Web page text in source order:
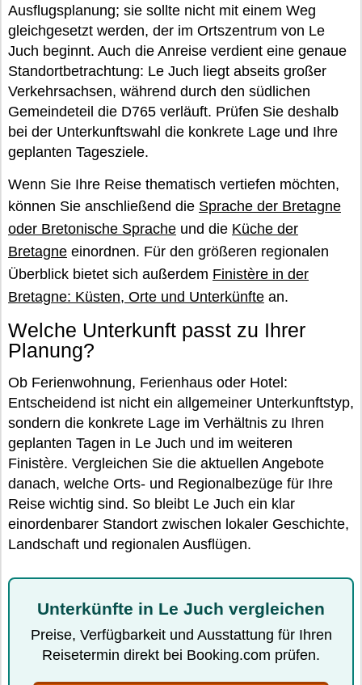
Ausflugsplanung; sie sollte nicht mit einem Weg
gleichgesetzt werden, der im Ortszentrum von Le
Juch beginnt. Auch die Anreise verdient eine genaue
Standortbetrachtung: Le Juch liegt abseits großer
Verkehrsachsen, während durch den südlichen
Gemeindeteil die D765 verläuft. Prüfen Sie deshalb
bei der Unterkunftswahl die konkrete Lage und Ihre
geplanten Tagesziele.
Wenn Sie Ihre Reise thematisch vertiefen möchten,
können Sie anschließend die Sprache der Bretagne
oder Bretonische Sprache und die Küche der
Bretagne einordnen. Für den größeren regionalen
Überblick bietet sich außerdem Finistère in der
Bretagne: Küsten, Orte und Unterkünfte an.
Welche Unterkunft passt zu Ihrer
Planung?
Ob Ferienwohnung, Ferienhaus oder Hotel:
Entscheidend ist nicht ein allgemeiner Unterkunftstyp,
sondern die konkrete Lage im Verhältnis zu Ihren
geplanten Tagen in Le Juch und im weiteren
Finistère. Vergleichen Sie die aktuellen Angebote
danach, welche Orts- und Regionalbezüge für Ihre
Reise wichtig sind. So bleibt Le Juch ein klar
einordenbarer Standort zwischen lokaler Geschichte,
Landschaft und regionalen Ausflügen.
Unterkünfte in Le Juch vergleichen
Preise, Verfügbarkeit und Ausstattung für Ihren
Reisetermin direkt bei Booking.com prüfen.